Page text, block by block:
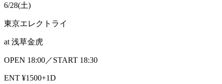
6/28(土)
東京エレクトライ
at 浅草金虎
OPEN 18:00／START 18:30
ENT ¥1500+1D